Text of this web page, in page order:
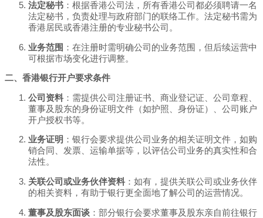
法定秘书 ：根据香港公司法，所有香港公司都必须聘请一名
法定秘书，负责处理与政府部门的联络工作。法定秘书需为
香港居民或香港注册的专业秘书公司。
业务范围 ：在注册时需明确公司的业务范围，但后续运营中
可根据市场变化进行调整。
二、香港银行开户要求条件
公司资料 ：需提供公司注册证书、商业登记证、公司章程、
董事及股东的身份证明文件（如护照、身份证）、公司账户
开户授权书等。
业务证明 ：银行会要求提供公司业务的相关证明文件，如购
销合同、发票、运输单据等，以评估公司业务的真实性和合
法性。
关联公司或业务伙伴资料 ：如有，提供关联公司或业务伙伴
的相关资料，有助于银行更全面地了解公司的运营情况。
董事及股东面谈 ：部分银行会要求董事及股东亲自前往银行